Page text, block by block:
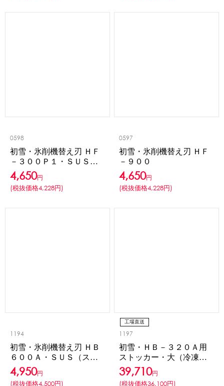
0598
初雪・氷削機替え刃 ＨＦ
－３００Ｐ１・ＳＵＳ
（ステンレスタイプ）
4,650円
(税抜価格4,228円)
0597
初雪・氷削機替え刃 ＨＦ
－９００
4,650円
(税抜価格4,228円)
1194
初雪・氷削機替え刃 ＨＢ
６００Ａ・ＳＵＳ（ステ
ンレスタイプ）
4,950円
(税抜価格4,500円)
工場直送
1197
初雪・ＨＢ－３２０Ａ用
ストッカー・大（冷凍フ
ルーツ用）セット
39,710円
(税抜価格36,100円)